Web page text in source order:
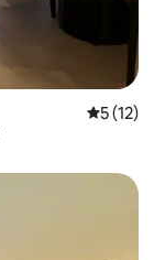
平均评分
5 (12)